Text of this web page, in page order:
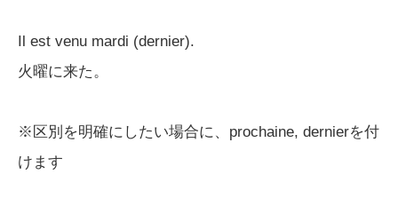
Il est venu mardi (dernier).
火曜に来た。
※区別を明確にしたい場合に、prochaine, dernierを付
けます